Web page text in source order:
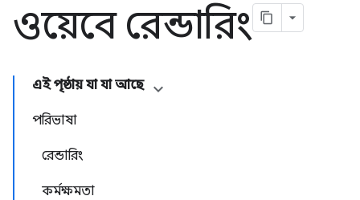
ওয়েবে রেন্ডারিং
এই পৃষ্ঠায় যা যা আছে
পরিভাষা
রেন্ডারিং
কর্মক্ষমতা